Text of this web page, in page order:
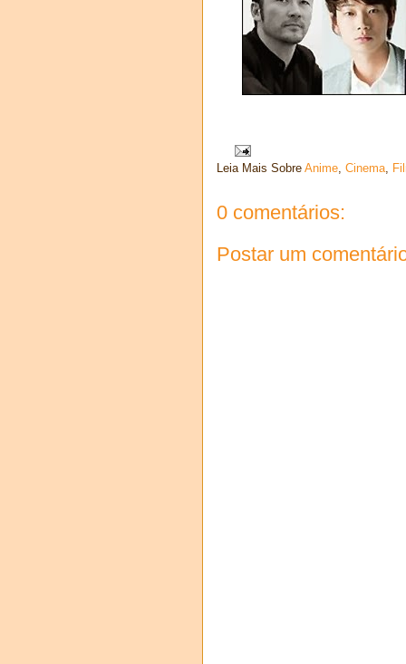
Leia Mais Sobre Anime, Cinema,
0 comentários:
Postar um